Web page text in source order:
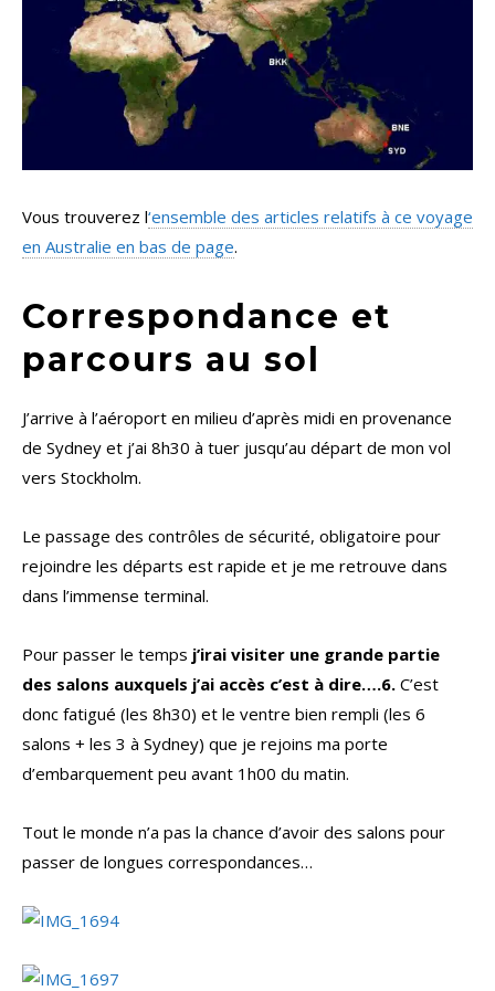
Vous trouverez l‘ensemble des articles relatifs à ce voyage
en Australie en bas de page.
Correspondance et
parcours au sol
J’arrive à l’aéroport en milieu d’après midi en provenance
de Sydney et j’ai 8h30 à tuer jusqu’au départ de mon vol
vers Stockholm.
Le passage des contrôles de sécurité, obligatoire pour
rejoindre les départs est rapide et je me retrouve dans
dans l’immense terminal.
Pour passer le temps j’irai visiter une grande partie
des salons auxquels j’ai accès c’est à dire….6. C’est
donc fatigué (les 8h30) et le ventre bien rempli (les 6
salons + les 3 à Sydney) que je rejoins ma porte
d’embarquement peu avant 1h00 du matin.
Tout le monde n’a pas la chance d’avoir des salons pour
passer de longues correspondances…